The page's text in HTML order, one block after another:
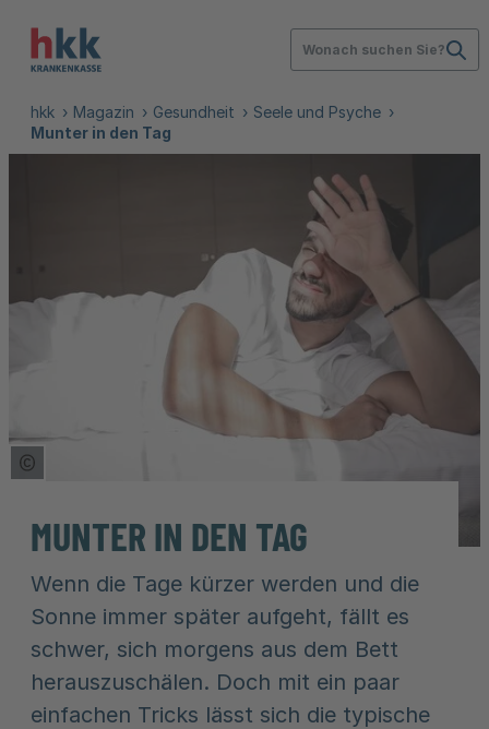
Wonach suchen Sie?
hkk Magazin Gesundheit
Seele und Psyche
Munter in den Tag
Copyright Tooltip öffnen
MUNTER IN DEN TAG
Wenn die Tage kürzer werden und die
Sonne immer später aufgeht, fällt es
schwer, sich morgens aus dem Bett
herauszuschälen. Doch mit ein paar
einfachen Tricks lässt sich die typische